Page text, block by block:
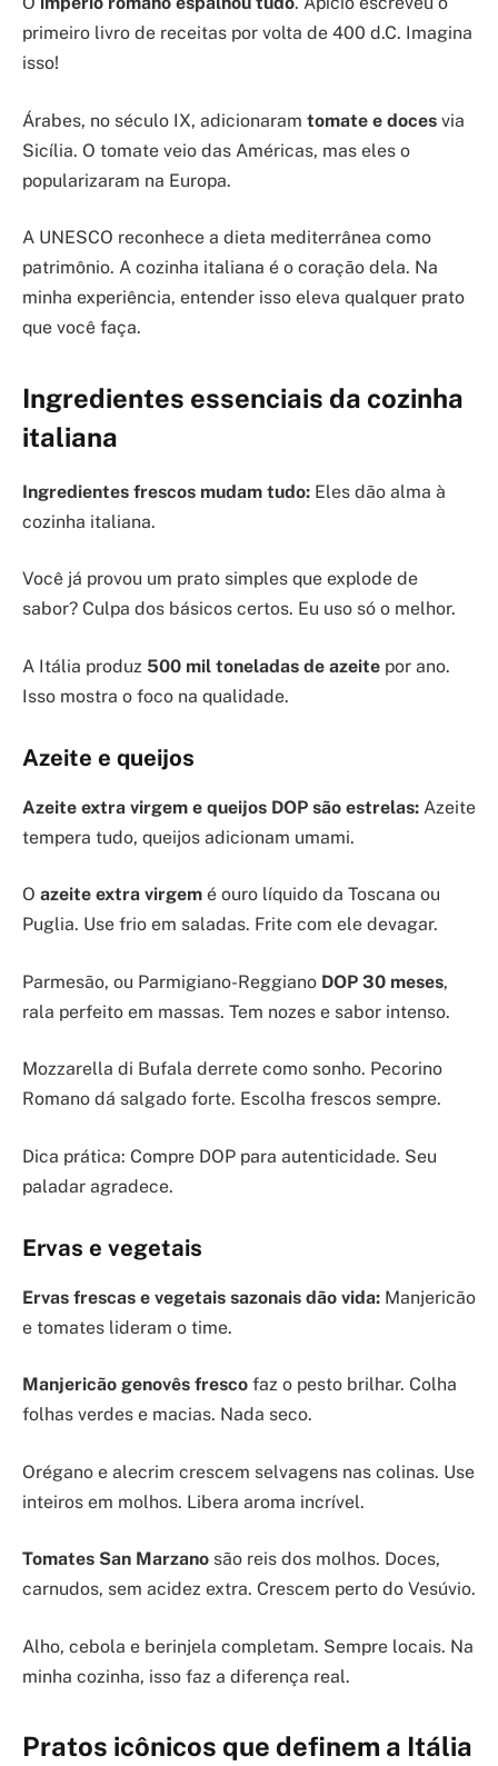
primeiro livro de receitas por volta de 400 d.C. Imagina
isso!
Árabes, no século IX, adicionaram tomate e doces via
Sicília. O tomate veio das Américas, mas eles o
popularizaram na Europa.
A UNESCO reconhece a dieta mediterrânea como
patrimônio. A cozinha italiana é o coração dela. Na
minha experiência, entender isso eleva qualquer prato
que você faça.
Ingredientes essenciais da cozinha
italiana
Ingredientes frescos mudam tudo: Eles dão alma à
cozinha italiana.
Você já provou um prato simples que explode de
sabor? Culpa dos básicos certos. Eu uso só o melhor.
A Itália produz 500 mil toneladas de azeite por ano.
Isso mostra o foco na qualidade.
Azeite e queijos
Azeite extra virgem e queijos DOP são estrelas: Azeite
tempera tudo, queijos adicionam umami.
O azeite extra virgem é ouro líquido da Toscana ou
Puglia. Use frio em saladas. Frite com ele devagar.
Parmesão, ou Parmigiano-Reggiano DOP 30 meses,
rala perfeito em massas. Tem nozes e sabor intenso.
Mozzarella di Bufala derrete como sonho. Pecorino
Romano dá salgado forte. Escolha frescos sempre.
Dica prática: Compre DOP para autenticidade. Seu
paladar agradece.
Ervas e vegetais
Ervas frescas e vegetais sazonais dão vida: Manjericão
e tomates lideram o time.
Manjericão genovês fresco faz o pesto brilhar. Colha
folhas verdes e macias. Nada seco.
Orégano e alecrim crescem selvagens nas colinas. Use
inteiros em molhos. Libera aroma incrível.
Tomates San Marzano são reis dos molhos. Doces,
carnudos, sem acidez extra. Crescem perto do Vesúvio.
Alho, cebola e berinjela completam. Sempre locais. Na
minha cozinha, isso faz a diferença real.
Pratos icônicos que definem a Itália